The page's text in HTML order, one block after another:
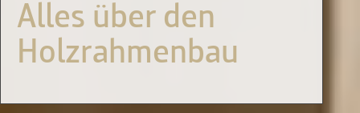
Alles über den
Holzrahmenbau